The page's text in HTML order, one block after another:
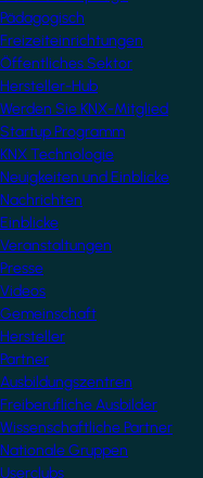
Pädagogisch
Freizeiteinrichtungen
Öffentliches Sektor
Hersteller-Hub
Werden Sie KNX-Mitglied
Startup Programm
KNX Technologie
Neuigkeiten und Einblicke
Nachrichten
Einblicke
Veranstaltungen
Presse
Videos
Gemeinschaft
Hersteller
Partner
Ausbildungszentren
Freiberufliche Ausbilder
Wissenschaftliche Partner
Nationale Gruppen
Userclubs